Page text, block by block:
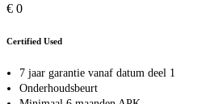
€ 0
Certified Used
7 jaar garantie vanaf datum deel 1
Onderhoudsbeurt